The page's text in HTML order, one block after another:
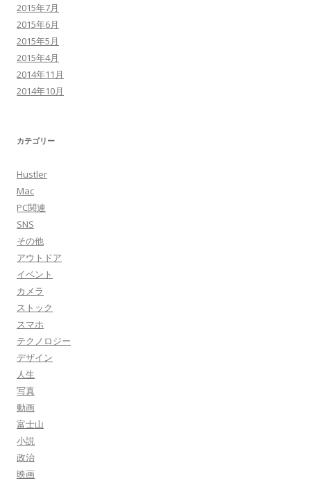
2015年7月
2015年6月
2015年5月
2015年4月
2014年11月
2014年10月
カテゴリー
Hustler
Mac
PC関連
SNS
その他
アウトドア
イベント
カメラ
ストック
スマホ
テクノロジー
デザイン
人生
写真
動画
富士山
小説
政治
映画